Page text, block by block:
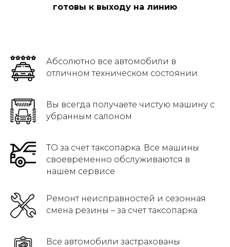
готовы к выходу на линию
Абсолютно все автомобили в
отличном техническом состоянии
Вы всегда получаете чистую машину с
убранным салоном
ТО за счет таксопарка. Все машины
своевременно обслуживаются в
нашем сервисе
Ремонт неисправностей и сезонная
смена резины – за счет таксопарка
Все автомобили застрахованы